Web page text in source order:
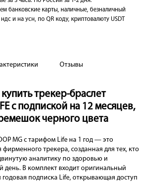
банковские карты, наличные, безналичный
и на усн, по QR коду, криптовалюту USDT
Отзывы
купить трекер-браслет
с подпиской на 12 месяцев,
черного цвета
MG с тарифом Life на 1 год — это
трекера, созданная для тех, кто
аналитику по здоровью и
день. В комплект входит оригинальный
годовая подписка Life, открывающая доступ